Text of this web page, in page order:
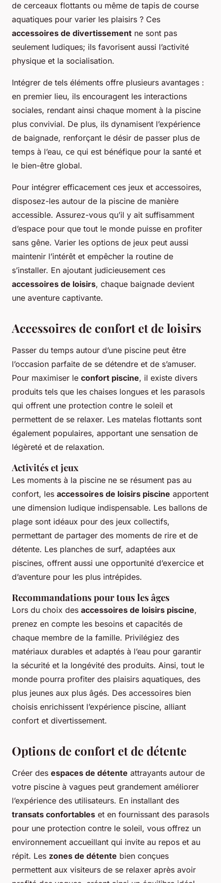
de cerceaux flottants ou même de tapis de course
aquatiques pour varier les plaisirs ? Ces
accessoires de divertissement ne sont pas
seulement ludiques; ils favorisent aussi l’activité
physique et la socialisation.
Intégrer de tels éléments offre plusieurs avantages :
en premier lieu, ils encouragent les interactions
sociales, rendant ainsi chaque moment à la piscine
plus convivial. De plus, ils dynamisent l’expérience
de baignade, renforçant le désir de passer plus de
temps à l’eau, ce qui est bénéfique pour la santé et
le bien-être global.
Pour intégrer efficacement ces jeux et accessoires,
disposez-les autour de la piscine de manière
accessible. Assurez-vous qu’il y ait suffisamment
d’espace pour que tout le monde puisse en profiter
sans gêne. Varier les options de jeux peut aussi
maintenir l’intérêt et empêcher la routine de
s’installer. En ajoutant judicieusement ces
accessoires de loisirs, chaque baignade devient
une aventure captivante.
Accessoires de confort et de loisirs
Passer du temps autour d’une piscine peut être
l’occasion parfaite de se détendre et de s’amuser.
Pour maximiser le confort piscine, il existe divers
produits tels que les chaises longues et les parasols
qui offrent une protection contre le soleil et
permettent de se relaxer. Les matelas flottants sont
également populaires, apportant une sensation de
légèreté et de relaxation.
Activités et jeux
Les moments à la piscine ne se résument pas au
confort, les accessoires de loisirs piscine apportent
une dimension ludique indispensable. Les ballons de
plage sont idéaux pour des jeux collectifs,
permettant de partager des moments de rire et de
détente. Les planches de surf, adaptées aux
piscines, offrent aussi une opportunité d’exercice et
d’aventure pour les plus intrépides.
Recommandations pour tous les âges
Lors du choix des accessoires de loisirs piscine,
prenez en compte les besoins et capacités de
chaque membre de la famille. Privilégiez des
matériaux durables et adaptés à l’eau pour garantir
la sécurité et la longévité des produits. Ainsi, tout le
monde pourra profiter des plaisirs aquatiques, des
plus jeunes aux plus âgés. Des accessoires bien
choisis enrichissent l’expérience piscine, alliant
confort et divertissement.
Options de confort et de détente
Créer des espaces de détente attrayants autour de
votre piscine à vagues peut grandement améliorer
l’expérience des utilisateurs. En installant des
transats confortables et en fournissant des parasols
pour une protection contre le soleil, vous offrez un
environnement accueillant qui invite au repos et au
répit. Les zones de détente bien conçues
permettent aux visiteurs de se relaxer après avoir